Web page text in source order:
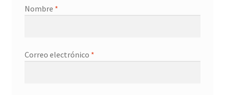
Nombre *
Correo electrónico *